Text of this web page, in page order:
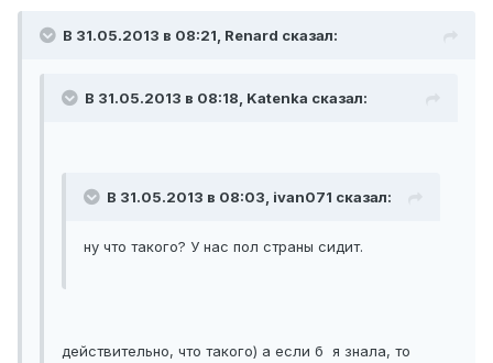
В 31.05.2013 в 08:21, Renard сказал:
В 31.05.2013 в 08:18, Katenka сказал:
В 31.05.2013 в 08:03, ivan071 сказал:
ну что такого? У нас пол страны сидит.
действительно, что такого) а если б я знала, то